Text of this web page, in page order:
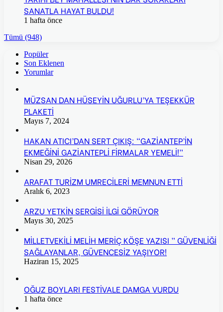
SANATLA HAYAT BULDU!
1 hafta önce
Tümü (948)
Popüler
Son Eklenen
Yorumlar
MÜZSAN DAN HÜSEYİN UĞURLU’YA TEŞEKKÜR
PLAKETİ
Mayıs 7, 2024
HAKAN ATICI’DAN SERT ÇIKIŞ: “GAZİANTEP’İN
EKMEĞİNİ GAZİANTEPLİ FİRMALAR YEMELİ!”
Nisan 29, 2026
ARAFAT TURİZM UMRECİLERİ MEMNUN ETTİ
Aralık 6, 2023
ARZU YETKİN SERGİSİ İLGİ GÖRÜYOR
Mayıs 30, 2025
MİLLETVEKİLİ MELİH MERİÇ KÖŞE YAZISI ” GÜVENLİĞİ
SAĞLAYANLAR, GÜVENCESİZ YAŞIYOR!
Haziran 15, 2025
OĞUZ BOYLARI FESTİVALE DAMGA VURDU
1 hafta önce